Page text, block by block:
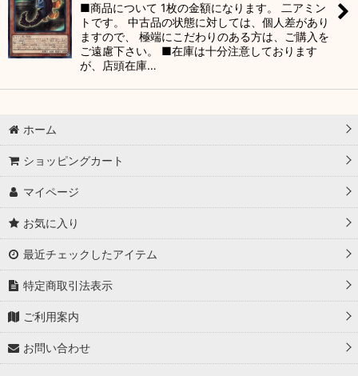
■商品について 1枚の金額になります。 二アミン
トです。 中古品の状態に対しては、個人差があり
ますので、 極端にこだわりのある方は、ご購入を
ご遠慮下さい。 ■在庫は十分注意しております
が、店頭在庫…
ホーム
ショッピングカート
マイページ
お気に入り
最近チェックしたアイテム
特定商取引法表示
ご利用案内
お問い合わせ